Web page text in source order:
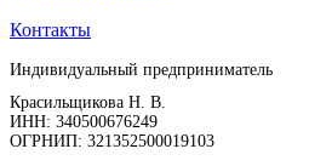
Контакты
Индивидуальный предприниматель
Красильщикова Н. В.
ИНН: 340500676249
ОГРНИП: 321352500019103